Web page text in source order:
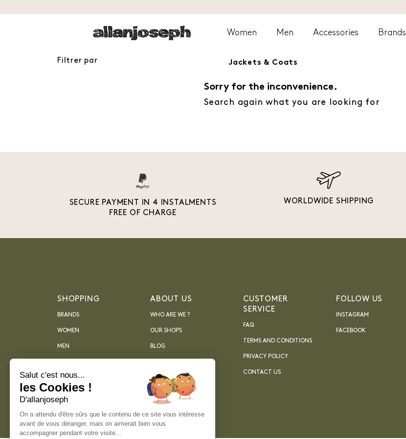
Women Men Accessories Brands
Jackets & Coats
Sorry for the inconvenience.
Search again what you are looking for
Filtrer par
SECURE PAYMENT IN 4 INSTALMENTS
FREE OF CHARGE
WORLDWIDE SHIPPING
SHOPPING
BRANDS
WOMEN
MEN
ABOUT US
WHO ARE WE ?
OUR SHOPS
BLOG
CUSTOMER
SERVICE
FAQ
TERMS AND CONDITIONS
PRIVACY POLICY
CONTACT US
FOLLOW US
INSTAGRAM
FACEBOOK
Salut c'est nous...
les Cookies !
D'allanjoseph
On a attendu d'être sûrs que le contenu de ce site vous intéresse
avant de vous déranger, mais on aimerait bien vous
accompagner pendant votre visite...